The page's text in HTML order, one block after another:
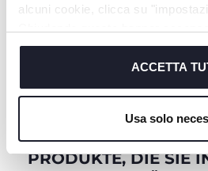
alcuni cookie, clicca su
cookie tecnici, indispensabili per
ACCETTA
Usa solo
Wachstum des Kindes
Komfort anzupassen.
MEHR
PRODUKTE, DIE SIE